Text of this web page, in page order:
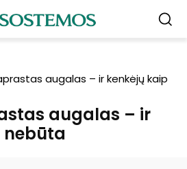
augalas – ir kenkėjų kaip
augalas – ir
nebūta